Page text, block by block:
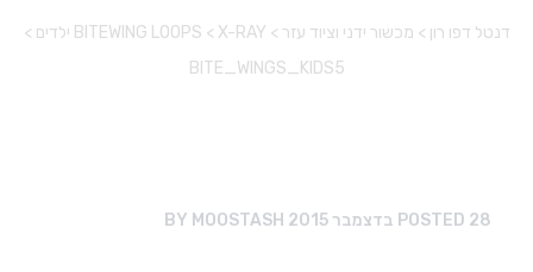
דנטל דפו רון > מכשור ידני וציוד עזר >
X-RAY
> BITEWING LOOPS ילדים
>
BITE_WINGS_KIDS5
POSTED 28 בדצמבר 2015 BY MOOSTASH